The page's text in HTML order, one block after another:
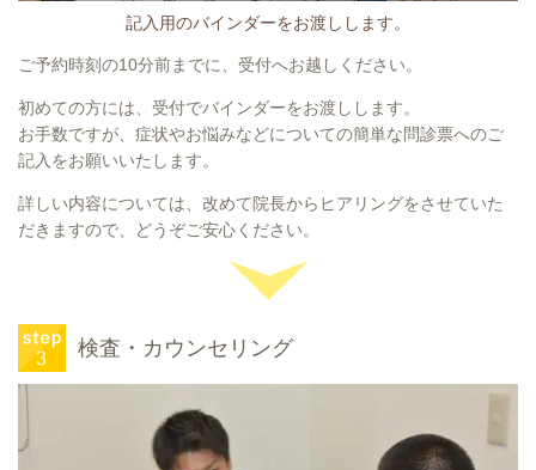
記入用のバインダーをお渡しします。
ご予約時刻の10分前までに、受付へお越しください。
初めての方には、受付でバインダーをお渡しします。
お手数ですが、症状やお悩みなどについての簡単な問診票へのご
記入をお願いいたします。
詳しい内容については、改めて院長からヒアリングをさせていた
だきますので、どうぞご安心ください。
検査・カウンセリング